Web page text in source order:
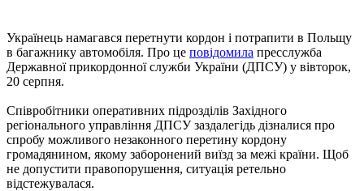
Українець намагався перетнути кордон і потрапити в Польщу
в багажнику автомобіля. Про це повідомила пресслужба
Державної прикордонної служби України (ДПСУ) у вівторок,
20 серпня.
Співробітники оперативних підрозділів Західного
регіонального управління ДПСУ заздалегідь дізналися про
спробу можливого незаконного перетину кордону
громадянином, якому заборонений виїзд за межі країни. Щоб
не допустити правопорушення, ситуація ретельно
відстежувалася.